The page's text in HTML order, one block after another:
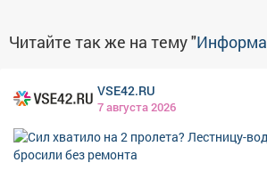
Читайте так же на тему "
VSE42.RU
7 августа 2026